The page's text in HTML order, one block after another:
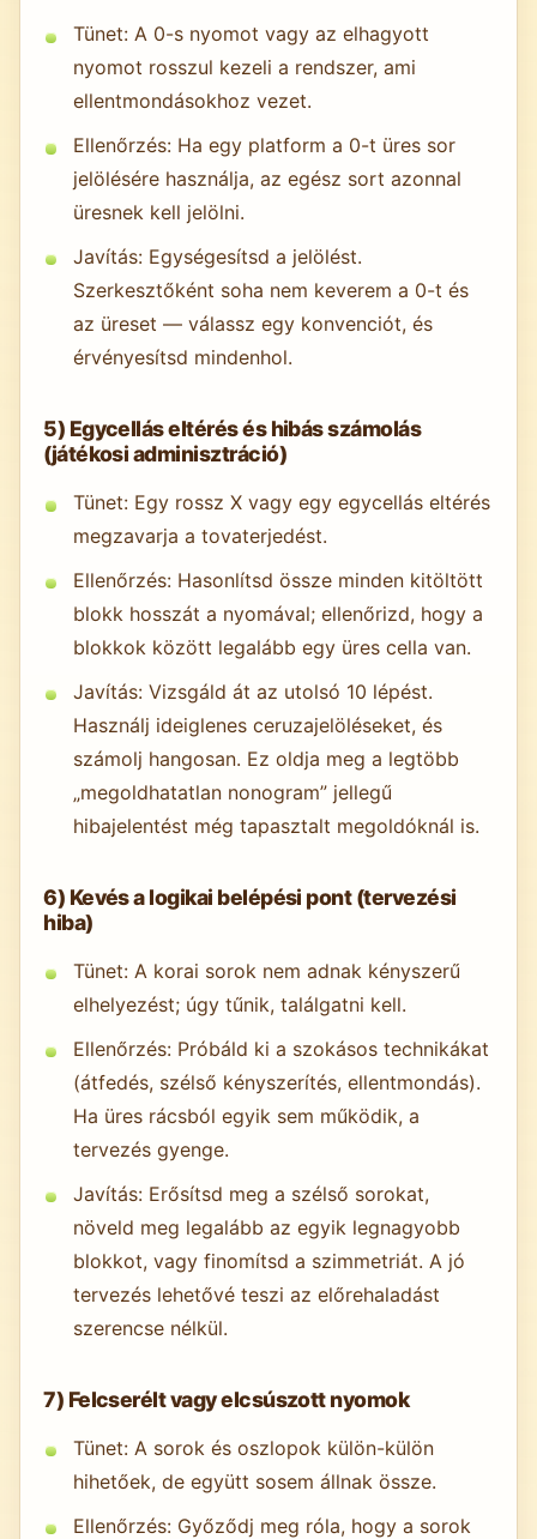
Tünet: A 0-s nyomot vagy az elhagyott
nyomot rosszul kezeli a rendszer, ami
ellentmondásokhoz vezet.
Ellenőrzés: Ha egy platform a 0-t üres sor
jelölésére használja, az egész sort azonnal
üresnek kell jelölni.
Javítás: Egységesítsd a jelölést.
Szerkesztőként soha nem keverem a 0-t és
az üreset — válassz egy konvenciót, és
érvényesítsd mindenhol.
5) Egycellás eltérés és hibás számolás
(játékosi adminisztráció)
Tünet: Egy rossz X vagy egy egycellás eltérés
megzavarja a tovaterjedést.
Ellenőrzés: Hasonlítsd össze minden kitöltött
blokk hosszát a nyomával; ellenőrizd, hogy a
blokkok között legalább egy üres cella van.
Javítás: Vizsgáld át az utolsó 10 lépést.
Használj ideiglenes ceruzajelöléseket, és
számolj hangosan. Ez oldja meg a legtöbb
„megoldhatatlan nonogram” jellegű
hibajelentést még tapasztalt megoldóknál is.
6) Kevés a logikai belépési pont (tervezési
hiba)
Tünet: A korai sorok nem adnak kényszerű
elhelyezést; úgy tűnik, találgatni kell.
Ellenőrzés: Próbáld ki a szokásos technikákat
(átfedés, szélső kényszerítés, ellentmondás).
Ha üres rácsból egyik sem működik, a
tervezés gyenge.
Javítás: Erősítsd meg a szélső sorokat,
növeld meg legalább az egyik legnagyobb
blokkot, vagy finomítsd a szimmetriát. A jó
tervezés lehetővé teszi az előrehaladást
szerencse nélkül.
7) Felcserélt vagy elcsúszott nyomok
Tünet: A sorok és oszlopok külön-külön
hihetőek, de együtt sosem állnak össze.
Ellenőrzés: Győződj meg róla, hogy a sorok